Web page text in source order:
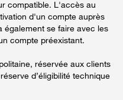
compatible. L'accès au
d'un compte auprès
également se faire avec les
compte préexistant.
réservée aux clients
d’éligibilité technique